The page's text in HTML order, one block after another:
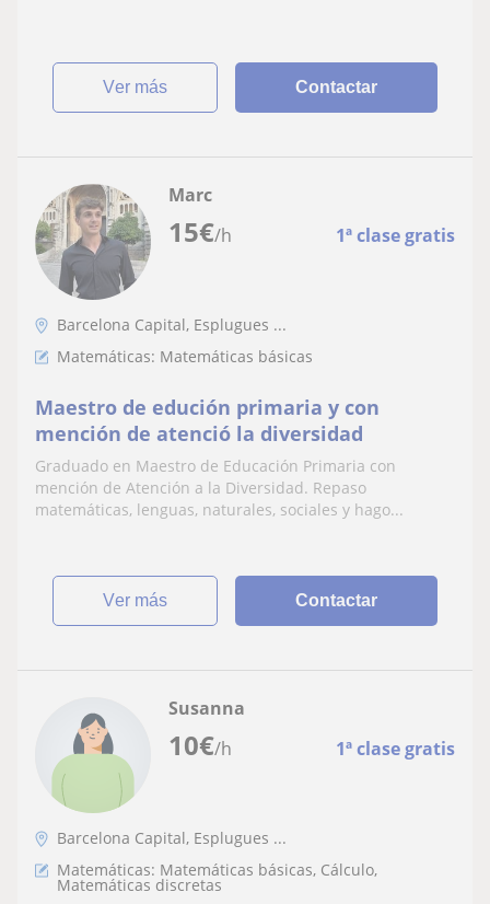
ver más Contactar
15€/h 1ª clase gratis
Marc
Barcelona Capital, Esplugues ...
Matemáticas: Matemáticas básicas
Maestro de edución primaria y con
mención de atenció la diversidad
Graduado en Maestro de Educación Primaria con
mención de Atención a la Diversidad. Repaso
matemáticas, lenguas, naturales, sociales y hago...
ver más Contactar
10€/h 1ª clase gratis
Susanna
Barcelona Capital, Esplugues ...
Matemáticas: Matemáticas básicas, Cálculo,
Matemáticas discretas